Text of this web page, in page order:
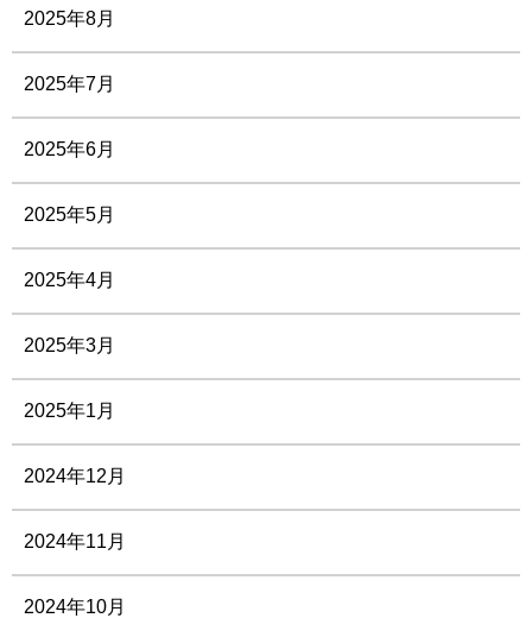
2025年8月
2025年7月
2025年6月
2025年5月
2025年4月
2025年3月
2025年1月
2024年12月
2024年11月
2024年10月